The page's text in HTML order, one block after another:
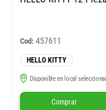
Cod: 457611
HELLO KITTY
Disponible en local
Comprar